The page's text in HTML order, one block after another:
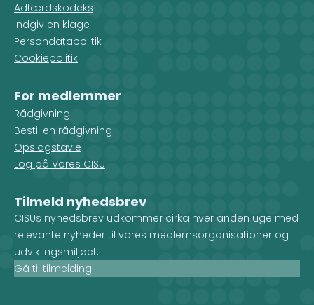
Adfærdskodeks
Indgiv en klage
Persondatapolitik
Cookiepolitik
For medlemmer
Rådgivning
Bestil en rådgivning
Opslagstavle
Log på Vores CISU
Tilmeld nyhedsbrev
CISUs nyhedsbrev udkommer cirka hver anden uge med
relevante nyheder til vores medlemsorganisationer og
udviklingsmiljøet.
Gå til tilmelding